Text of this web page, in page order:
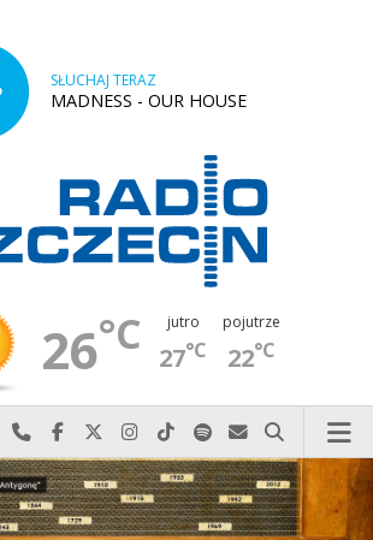
SŁUCHAJ TERAZ
MADNESS - OUR HOUSE
26°C jutro
27°C
pojutrze
22°C
Najlepiej po prostu do nas zadzwoń
Odwiedź nas na Facebook-u
Odwiedź nas na X
Odwiedź nas na Instagram-ie
Odwiedź nas na TikTok-u
Szukaj nas na Spotify
Wyślij do nas
Szukaj